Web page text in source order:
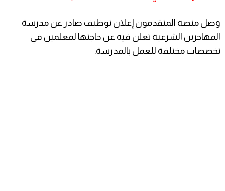
وصل منصة المتقدمون إعلان توظيف صادر عن مدرسة
المهاجرين الشرعية تعلن فيه عن حاجتها لمعلمين في
تخصصات مختلفة للعمل بالمدرسة.